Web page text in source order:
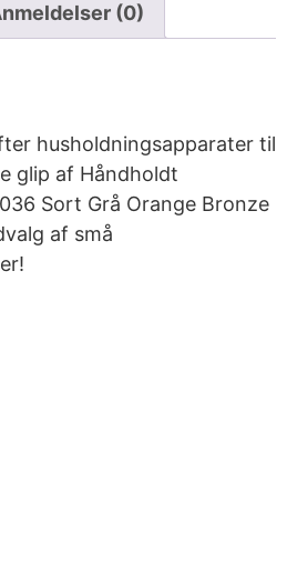
(0)
husholdningsapparater til
glip af Håndholdt
Sort Grå Orange Bronze
af små